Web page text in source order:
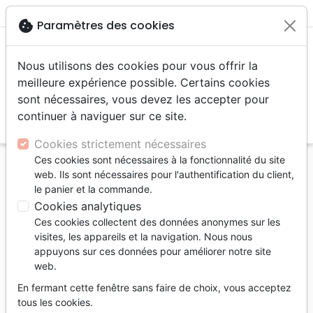
menu
Accueil Auteurs Scheidegger François
François Scheidegger
Liste des produits par auteur
Filtrertune
Témoignages, biographies Témoignages
cookie Paramètres des cookies
Nous utilisons des cookies pour vous offrir la
meilleure expérience possible. Certains cookies
sont nécessaires, vous devez les accepter pour
continuer à naviguer sur ce site.
Cookies strictement nécessaires
Ces cookies sont nécessaires à la fonctionnalité du site
web. Ils sont nécessaires pour l'authentification du client,
le panier et la commande.
Cookies analytiques
Ces cookies collectent des données anonymes sur les
visites, les appareils et la navigation. Nous nous
appuyons sur ces données pour améliorer notre site
web.
En fermant cette fenêtre sans faire de choix, vous acceptez
tous les cookies.